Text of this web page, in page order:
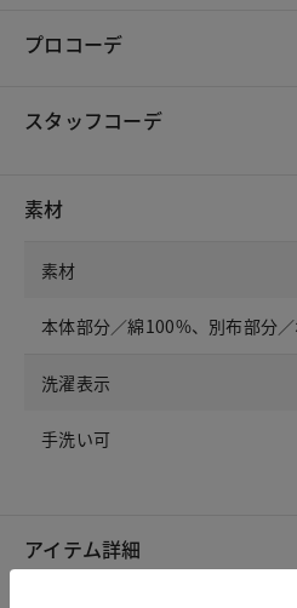
プロコーデ
スタッフコーデ
素材
素材
本体部分／綿100%、別布部分
洗濯表示
手洗い可
アイテム詳細